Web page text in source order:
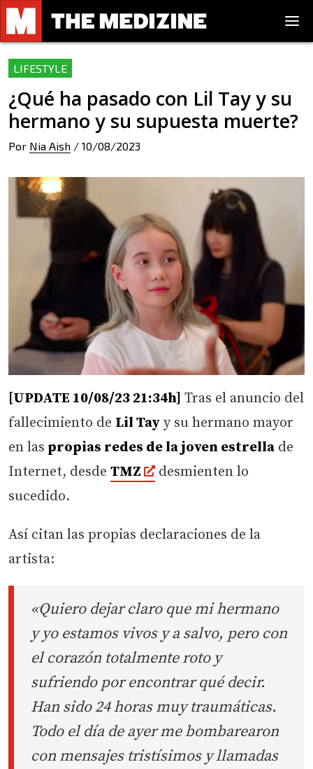
LIFESTYLE
¿Qué ha pasado con Lil Tay y su
hermano y su supuesta muerte?
Por Nia Aish / 10/08/2023
[UPDATE 10/08/23 21:34h] Tras el anuncio del
fallecimiento de Lil Tay y su hermano mayor
en las propias redes de la joven estrella de
Internet, desde TMZ
desmienten lo
sucedido.
Así citan las propias declaraciones de la
artista:
«Quiero dejar claro que mi hermano
y yo estamos vivos y a salvo, pero con
el corazón totalmente roto y
sufriendo por encontrar qué decir.
Han sido 24 horas muy traumáticas.
Todo el día de ayer me bombarearon
con mensajes tristísimos y llamadas